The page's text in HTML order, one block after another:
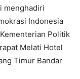
menghadiri
Indonesia
Politik
Melati Hotel
Timur Bandar